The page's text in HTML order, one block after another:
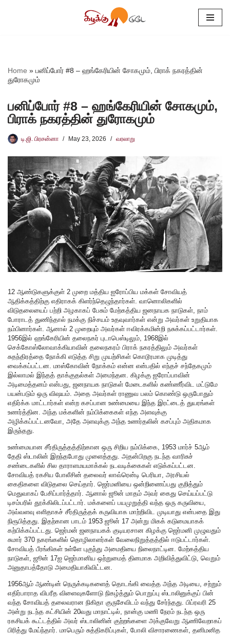
Home » பனிப்போர் #8 – ஹங்கேரியின் சோகமும், பிராக் நகரத்தின்
துரோகமும்
பனிப்போர் #8 – ஹங்கேரியின் சோகமும்,
பிராக் நகரத்தின் துரோகமும்
டி.ஜி. பிரசன்னா May 23, 2026 வரலாறு
12 ஆண்டுகளுக்குள் 2 முறை மத்திய ஐரோப்பிய மக்கள் சோவியத்
ஆதிக்கத்திற்கு எதிராகக் கிளர்ந்தெழுந்தார்கள். வானொலிகளில்
விடுதலையைப் பற்றி அழகாகப் பேசும் மேற்கத்திய ஜனநாயக நாடுகள், நாம்
போராடத் துணிந்தால் நமக்கு நிச்சயம் உதவுவார்கள் என்று அவர்கள் உறுதியாக
நம்பினார்கள். ஆனால் 2 முறையும் அவர்கள் ஈவிரக்கமின்றி நசுக்கப்பட்டார்கள்.
1956இல் ஹங்கேரியின் தலைநகர் புடாபெஸ்டிலும், 1968இல்
செக்கோஸ்லோவாக்கியாவின் தலைநகரம் பிராக் நகரத்திலும் அவர்கள்
சுதந்திரத்தை நோக்கி எடுத்த சிறு முயற்சிகள் கொடூரமாக முடித்து
வைக்கப்பட்டன. மாஸ்கோவின் நோக்கம் என்ன என்பதில் எந்தச் சந்தேகமும்
இல்லாமல் இந்தத் தாக்குதல்கள் அமைந்தன. கிழக்கு ஐரோப்பாவின்
அடிமைத்தனம் என்பது, ஜனநாயக நாடுகள் மேடைகளில் கண்ணீர்விட மட்டுமே
பயன்படும் ஒரு விஷயம். அதை அவர்கள் ராணுவ பலம் கொண்டு ஒருபோதும்
எதிர்க்க மாட்டார்கள் என்ற கசப்பான உண்மையை இந்த இரட்டைத் துயரங்கள்
உணர்த்தின. அந்த மக்களின் நம்பிக்கைகள் எந்த அளவுக்கு
அழிக்கப்பட்டனவோ, அதே அளவுக்கு அந்த உணர்தலின் கசப்பும் அதிகமாக
இருந்தது.
உண்மையான சீர்திருத்தத்திற்கான ஒரு சிறிய நம்பிக்கை, 1953 மார்ச் 5ஆம்
தேதி ஸ்டாலின் இறந்தபோது முளைத்தது. அதன்பிறகு நடந்த வாரிசுச்
சண்டைகளில் சில தாராளமயமாக்கல் நடவடிக்கைகள் எடுக்கப்பட்டன.
சோவியத் ரகசிய போலீசின் தலைவர் லாவ்ரென்டி பெரியா, அரசியல்
கைதிகளை விடுதலை செய்தார். ஜெர்மனியை ஒன்றிணைப்பது குறித்தும்
மெதுவாகப் பேசிப்பார்த்தார். ஆனால் ஜூன் மாதம் அவர் கைது செய்யப்பட்டு
டிசம்பரில் தூக்கிலிடப்பட்டார். மக்களைப் பயமுறுத்தி வந்த ஒரு கருவியை,
அவ்வளவு எளிதாகச் சீர்திருத்தக் கருவியாக மாற்றிவிட முடியாது என்பதை இது
நிரூபித்தது. இதற்கான பாடம் 1953 ஜூன் 17 அன்று மிகக் கடுமையாகக்
கற்பிக்கப்பட்டது. ஜெர்மன் ஜனநாயகக் குடியரசான கிழக்கு ஜெர்மனி முழுவதும்
சுமார் 370 நகரங்களில் தொழிலாளர்கள் வேலைநிறுத்தத்தில் ஈடுபட்டார்கள்.
சோவியத் பீரங்கிகள் உள்ளே புகுந்து அமைதியை நிலைநாட்டின. மேற்கத்திய
நாடுகள், ஜூன் 17ஐ ஜெர்மானிய ஒற்றுமைத் தினமாக அறிவித்துவிட்டு, வெறும்
அனுதாபத்தோடு அமைதியாகிவிட்டன.
1956ஆம் ஆண்டின் நெருக்கடிகளைத் தொடங்கி வைத்த அந்த அடியை, சற்றும்
எதிர்பாராத விபரீத விளைவுகளோடு நிகழ்த்தும் பொறுப்பு ஸ்டாலினுக்குப் பின்
வந்த சோவியத் தலைவரான நிகிதா குருசேவிடம் வந்து சேர்ந்தது. பிப்ரவரி 25
அன்று நடந்த கட்சியின் 20வது மாநாட்டில், நான்கு மணி நேரம் நடந்த ஒரு
ரகசியக் கூட்டத்தில் அவர் ஸ்டாலினின் குற்றங்களை அக்குவேறு ஆணிவேறாகப்
பிரித்து மேய்ந்தார். மாபெரும் சுத்திகரிப்புகள், போலி விசாரணைகள், தனிமனித